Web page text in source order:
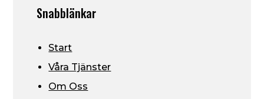
Snabblänkar
Start
Våra Tjänster
Om Oss